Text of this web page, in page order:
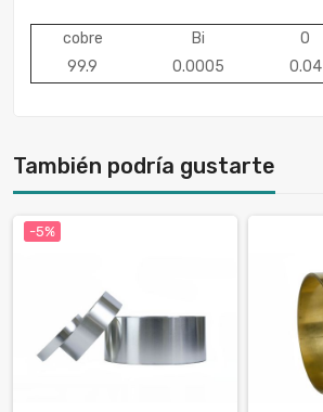
cobre Bi O
99.9
0.0005 0.04
También podría gustarte
-5%